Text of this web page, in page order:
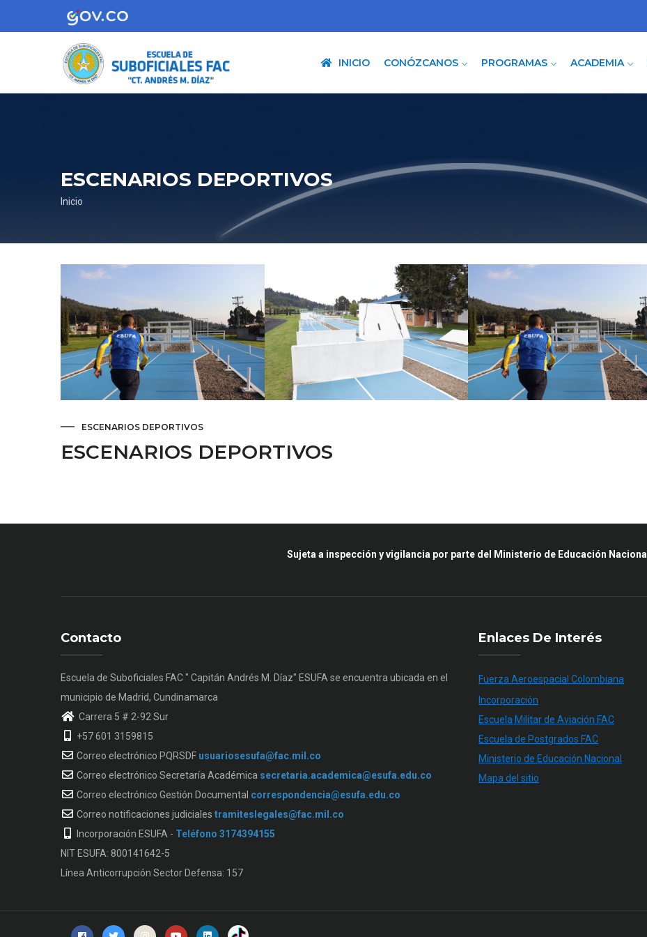
INICIO CONÓZCANOS PROGRAMAS ACADEMIA
ESCENARIOS DEPORTIVOS
Sobrescribir
de
ayuda
a
la
navegación
Inicio
ESCENARIOS DEPORTIVOS
ESCENARIOS DEPORTIVOS
Sujeta a inspección y vigilancia por parte del Ministerio de Educación Nacional
Contacto
Escuela de Suboficiales FAC " Capitán Andrés M. Díaz" ESUFA se encuentra ubicada en el
municipio de Madrid, Cundinamarca
Carrera 5 # 2-92 Sur
+57 601 3159815
Correo electrónico PQRSDF usuariosesufa@fac.mil.co
Correo electrónico Secretaría Académica secretaria.academica@esufa.edu.co
Correo electrónico Gestión Documental correspondencia@esufa.edu.co
Correo notificaciones judiciales tramiteslegales@fac.mil.co
Incorporación ESUFA - Teléfono 3174394155
NIT ESUFA: 800141642-5
Línea Anticorrupción Sector Defensa: 157
Enlaces De Interés
Fuerza Aeroespacial Colombiana
Incorporación
Escuela Militar de Aviación FAC
Escuela de Postgrados FAC
Ministerio de Educación Nacional
Mapa del sitio